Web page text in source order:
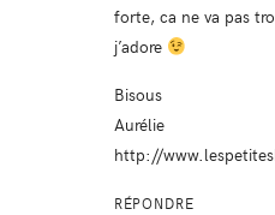
forte, ca ne va pas
j’adore
Bisous
Aurélie
http://
RÉPONDRE